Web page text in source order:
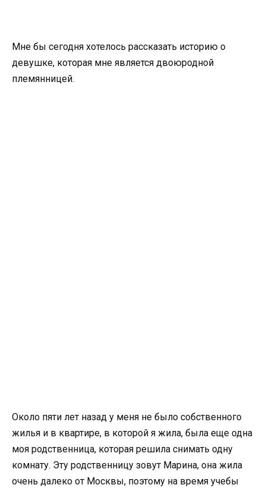
Мне бы сегодня хотелось рассказать историю о
девушке, которая мне является двоюродной
племянницей.
Около пяти лет назад у меня не было собственного
жилья и в квартире, в которой я жила, была еще одна
моя родственница, которая решила снимать одну
комнату. Эту родственницу зовут Марина, она жила
очень далеко от Москвы, поэтому на время учебы